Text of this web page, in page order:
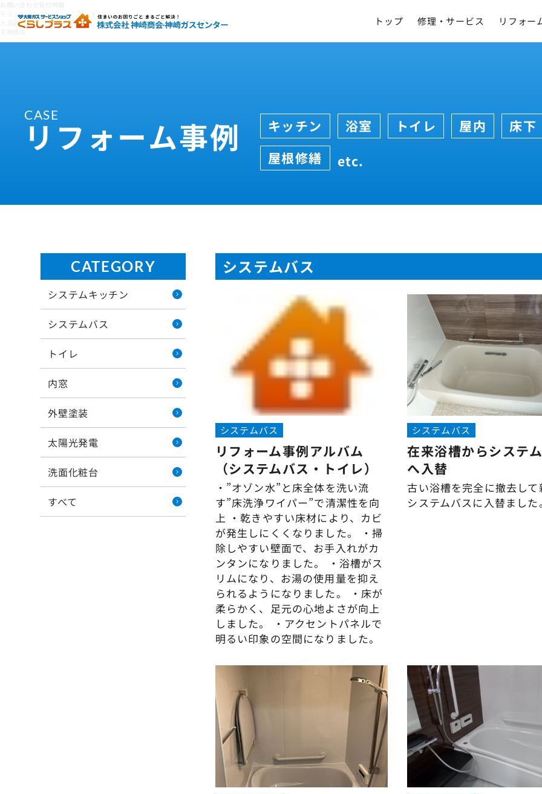
平日：9:00～18:00 土日祝：9:00～17:00
大淀店
トップ 修理・サービス リフォー
CASE
リフォーム事例 キッチン 浴室 トイレ 屋内
床下
屋根修繕
etc.
CATEGORY
システムキッチン
システムバス
トイレ
内窓
外壁塗装
太陽光発電
洗面化粧台
すべて
システムバス
システムバス
リフォーム事例アルバム
（システムバス・トイレ）
・”オゾン水”と床全体を洗い流
す”床洗浄ワイパー”で清潔性を向
上 ・乾きやすい床材により、カビ
が発生しにくくなりました。 ・掃
除しやすい壁面で、お手入れがカ
ンタンになりました。 ・浴槽がス
リムになり、お湯の使用量を抑え
られるようになりました。 ・床が
柔らかく、足元の心地よさが向上
しました。 ・アクセントパネルで
明るい印象の空間になりました。
システムバス
在来浴槽からシステ
へ入替
古い浴槽を完全に撤去し
システムバスに入替ました